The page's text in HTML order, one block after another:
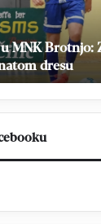
MNK Brotnjo:
dresu